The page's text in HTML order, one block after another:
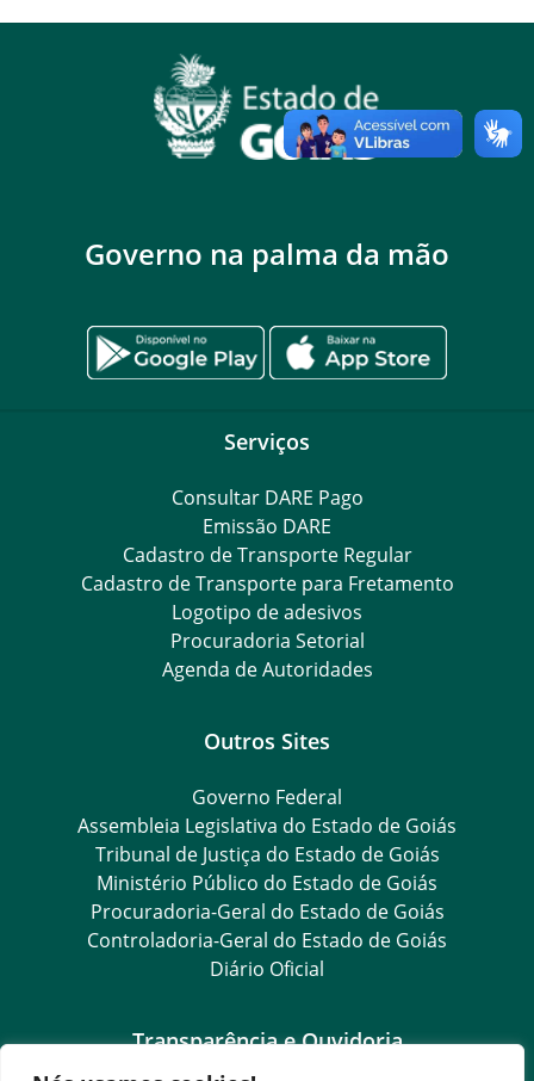
Governo na palma da mão
Serviços
Consultar DARE Pago
Emissão DARE
Cadastro de Transporte Regular
Cadastro de Transporte para Fretamento
Logotipo de adesivos
Procuradoria Setorial
Agenda de Autoridades
Outros Sites
Governo Federal
Assembleia Legislativa do Estado de Goiás
Tribunal de Justiça do Estado de Goiás
Ministério Público do Estado de Goiás
Procuradoria-Geral do Estado de Goiás
Controladoria-Geral do Estado de Goiás
Diário Oficial
Transparência e Ouvidoria